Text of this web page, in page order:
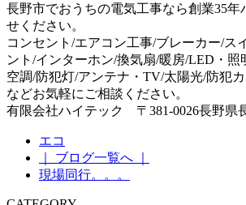
長野市でおうちの電気工事なら創業35年
せください。
コンセント/エアコン工事/ブレーカー/ス
ント/インターホン/換気扇/暖房/LED・照
空調/防犯灯/アンテナ・TV/太陽光/防犯
などお気軽にご相談ください。
有限会社ハイテック 〒381-0026長野県
エコ
｜ ブログ一覧へ ｜
現場同行。。。